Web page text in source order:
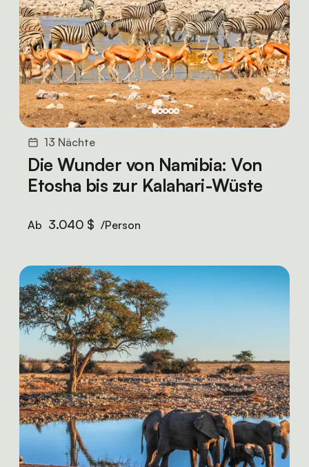
13 Nächte
Die Wunder von Namibia: Von
Etosha bis zur Kalahari-Wüste
Ab 3.040 $ /Person